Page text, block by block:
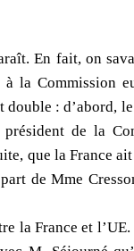
En fait, on
la Commission
double : d’abord,
de la
que la France
de Mme
la France et